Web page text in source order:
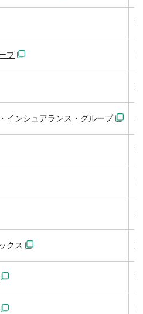
プ
インシュアランス・グループ
クス